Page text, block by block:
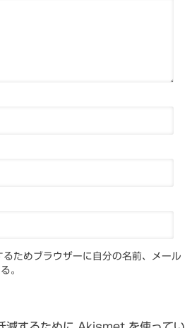
ためブラウザーに自分の名前、メール
。